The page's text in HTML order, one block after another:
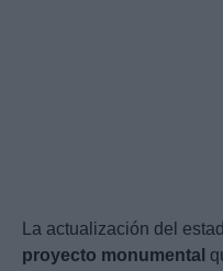
La actualización del
proyecto monumental